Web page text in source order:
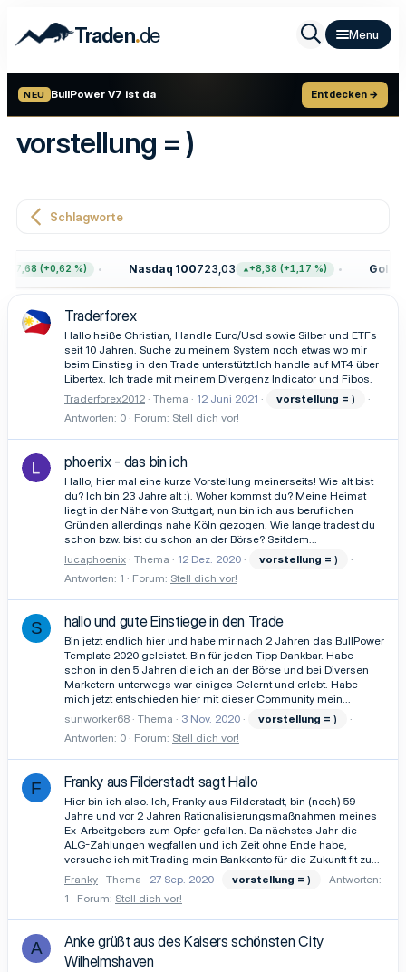
Traden.de
NEU BullPower V7 ist da Entdecken →
vorstellung = )
Schlagworte
(+0,62 %) Nasdaq 100723,03 +8,38 (+1,17 %) Gold
Traderforex
Hallo heiße Christian, Handle Euro/Usd sowie Silber und ETFs
seit 10 Jahren. Suche zu meinem System noch etwas wo mir
beim Einstieg in den Trade unterstützt.Ich handle auf MT4 über
Libertex. Ich trade mit meinem Divergenz Indicator und Fibos.
Traderforex2012 Thema 12 Juni 2021 vorstellung = )
Antworten: 0
Forum: Stell dich vor!
phoenix - das bin ich
Hallo, hier mal eine kurze Vorstellung meinerseits! Wie alt bist
du? Ich bin 23 Jahre alt :). Woher kommst du? Meine Heimat
liegt in der Nähe von Stuttgart, nun bin ich aus beruflichen
Gründen allerdings nahe Köln gezogen. Wie lange tradest du
schon bzw. bist du schon an der Börse? Seitdem...
lucaphoenix Thema 12 Dez. 2020 vorstellung = )
Antworten: 1
Forum: Stell dich vor!
S hallo und gute Einstiege in den Trade
Bin jetzt endlich hier und habe mir nach 2 Jahren das BullPower
Template 2020 geleistet. Bin für jeden Tipp Dankbar. Habe
schon in den 5 Jahren die ich an der Börse und bei Diversen
Marketern unterwegs war einiges Gelernt und erlebt. Habe
mich jetzt entschieden hier mit dieser Community mein...
sunworker68 Thema 3 Nov. 2020 vorstellung = )
Antworten: 0
Forum: Stell dich vor!
F Franky aus Filderstadt sagt Hallo
Hier bin ich also. Ich, Franky aus Filderstadt, bin (noch) 59
Jahre und vor 2 Jahren Rationalisierungsmaßnahmen meines
Ex-Arbeitgebers zum Opfer gefallen. Da nächstes Jahr die
ALG-Zahlungen wegfallen und ich Zeit ohne Ende habe,
versuche ich mit Trading mein Bankkonto für die Zukunft fit zu...
Franky Thema 27 Sep. 2020 vorstellung = )
Antworten:
1
Forum: Stell dich vor!
A
Anke grüßt aus des Kaisers schönsten City
Wilhelmshaven